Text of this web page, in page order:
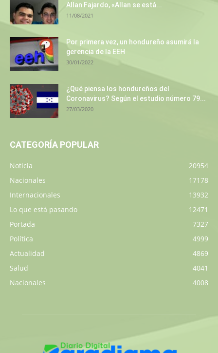
Allan Fajardo, «Allan se está...
11/08/2021
Por primera vez, un hondureño asumirá la
gerencia de la EEH
30/01/2022
¿Qué piensa los hondureños del
Coronavirus? Según el estudio número 79...
27/03/2020
CATEGORÍA POPULAR
Noticia
20954
Nacionales
17178
Internacionales
13932
Lo que está pasando
12471
Portada
7327
Política
4999
Actualidad
4869
Salud
4041
Nacionales
4008